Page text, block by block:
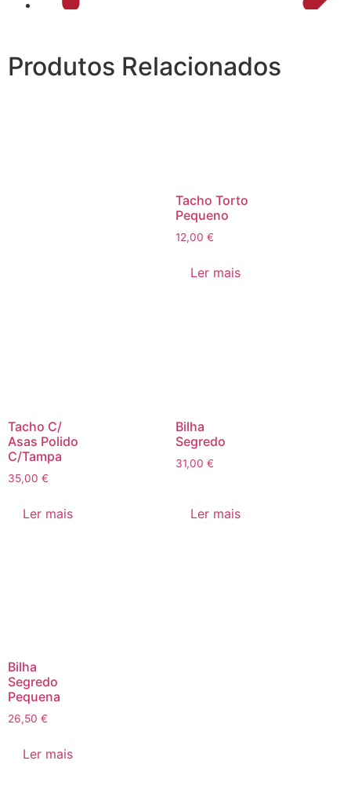
Produtos Relacionados
Tacho Torto
Pequeno
12,00 €
Ler mais
Tacho C/
Asas Polido
C/Tampa
35,00 €
Ler mais
Bilha
Segredo
31,00 €
Ler mais
Bilha
Segredo
Pequena
26,50 €
Ler mais